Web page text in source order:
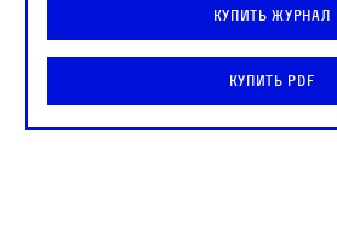
Купить журнал
Купить PDF